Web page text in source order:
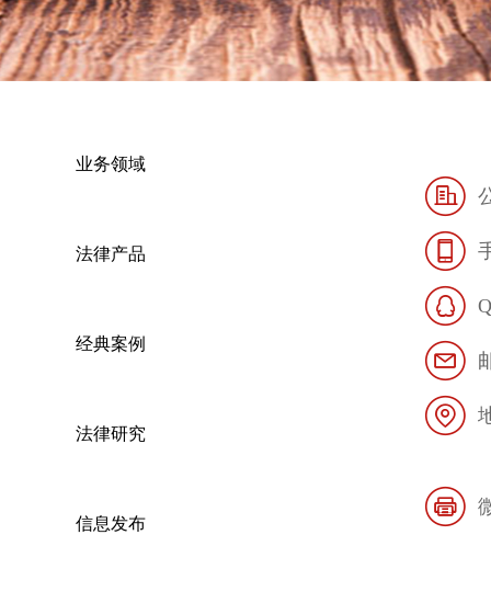
业务领域
法律产品
经典案例
法律研究
信息发布